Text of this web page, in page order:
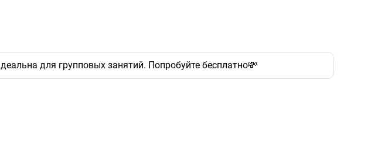
для групповых занятий. Попробуйте бесплатно💸